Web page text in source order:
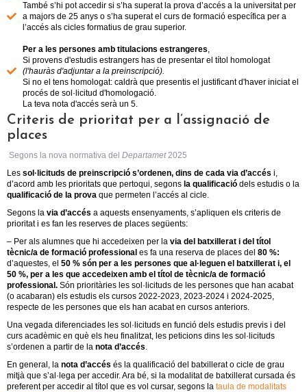
També s’hi pot accedir si s’ha superat la prova d’accés a la universitat per
a majors de 25 anys o s’ha superat el curs de formació específica per a
l’accés als cicles formatius de grau superior.
Per a les persones amb titulacions estrangeres,
Si provens d'estudis estrangers has de presentar el títol homologat
(l'hauràs d'adjuntar a la preinscripció).
Si no el tens homologat: caldrà que presentis el justificant d'haver iniciat el
procés de sol·licitud d'homologació.
La teva nota d'accés serà un 5.
Criteris de prioritat per a l’assignació de
places
Segons la nova normativa del Departamet2025
Les sol·licituds de preinscripció s’ordenen, dins de cada via d’accés i,
d’acord amb les prioritats que pertoqui, segons la qualificació dels estudis o la
qualificació de la prova que permeten l’accés al cicle.
Segons la via d’accés a aquests ensenyaments, s’apliquen els criteris de
prioritat i es fan les reserves de places següents:
– Per als alumnes que hi accedeixen per la via del batxillerat i del títol
tècnic/a de formació professional es fa una reserva de places del 80 %:
d’aquestes, el 50 % són per a les persones que al·leguen el batxillerat i, el
50 %, per a les que accedeixen amb el títol de tècnic/a de formació
professional. Són prioritàries les sol·licituds de les persones que han acabat
(o acabaran) els estudis els cursos 2022-2023, 2023-2024 i 2024-2025,
respecte de les persones que els han acabat en cursos anteriors.
Una vegada diferenciades les sol·licituds en funció dels estudis previs i del
curs acadèmic en què els heu finalitzat, les peticions dins les sol·licituds
s’ordenen a partir de la nota d’accés.
En general, la nota d’accés és la qualificació del batxillerat o cicle de grau
mitjà que s’al·lega per accedir. Ara bé, si la modalitat de batxillerat cursada és
preferent per accedir al títol que es vol cursar, segons la taula de modalitats